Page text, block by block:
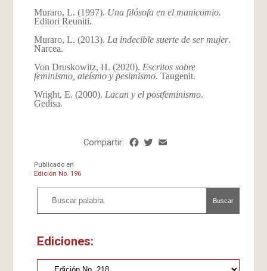
Muraro, L. (1997). Una filósofa en el manicomio.
Editori Reuniti.
Muraro, L. (2013). La indecible suerte de ser mujer.
Narcea.
Von Druskowitz, H. (2020). Escritos sobre
feminismo, ateísmo y pesimismo. Taugenit.
Wright, E. (2000). Lacan y el postfeminismo.
Gedisa.
Compartir: Facebook
Twitter
Publicado en
Edición No. 196
Buscar
Ediciones: